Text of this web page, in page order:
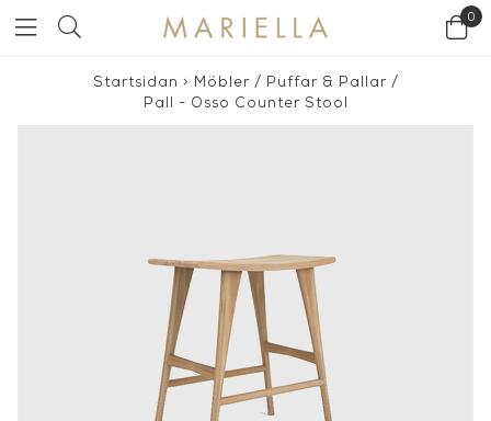
0
Startsidan > Möbler/ Puffar & Pallar/
Pall - Osso Counter Stool